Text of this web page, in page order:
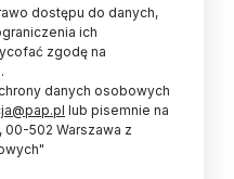
która - podana
Alzheimera -
białek,
związanych z
u ludzi, może to
do terapii
badacze.
dostępu do danych,
ich
zgodę na
danych osobowych
lub pisemnie na
00-502 Warszawa z